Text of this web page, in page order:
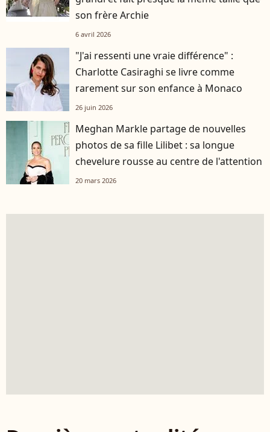
son frère Archie
6 avril 2026
"J'ai ressenti une vraie différence" :
Charlotte Casiraghi se livre comme
rarement sur son enfance à Monaco
26 juin 2026
Meghan Markle partage de nouvelles
photos de sa fille Lilibet : sa longue
chevelure rousse au centre de l'attention
20 mars 2026